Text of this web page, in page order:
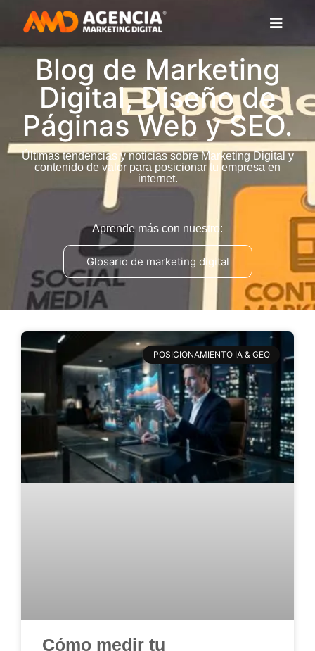
Blog de Marketing
Digital, Diseño de
Páginas Web y SEO.
Últimas tendencias y noticias sobre Marketing Digital y
contenido de valor para posicionar tu empresa en
internet.
Aprende más con nuestro:
Glosario de marketing digital
POSICIONAMIENTO IA & GEO
Cómo medir tu